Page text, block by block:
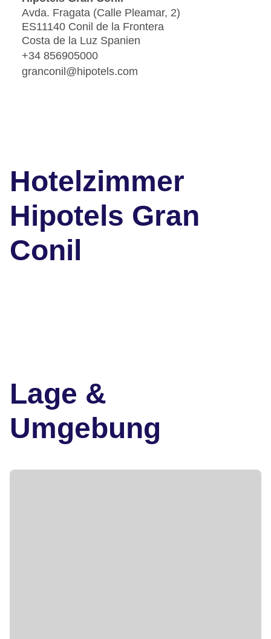
Avda. Fragata (Calle Pleamar, 2)
ES11140 Conil de la Frontera
Costa de la Luz Spanien
+34 856905000
granconil@hipotels.com
Hotelzimmer
Hipotels Gran
Conil
Lage &
Umgebung